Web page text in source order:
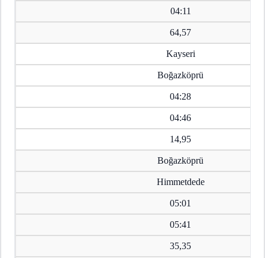
04:11
64,57
Kayseri
Boğazköprü
04:28
04:46
14,95
Boğazköprü
Himmetdede
05:01
05:41
35,35